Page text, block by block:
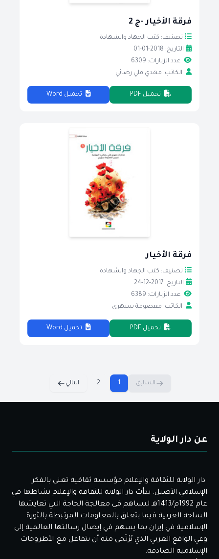
فرقة الأخيار -ج 2
تصنيف: كتب الجهاد والشهادة
التاريخ: 2018-01-01
عدد الزيارات: 6309
الكاتب: مهدي قلي رضائي
تحميل PDF تحميل Word
فرقة الأخيار
تصنيف: كتب الجهاد والشهادة
التاريخ: 2017-12-24
عدد الزيارات: 6389
الكاتب: معصومة سبهري
تحميل PDF تحميل Word
السابق 1
2 التالي
عن دار الولاية
دار الولاية للثقافة والإعلام مؤسسة ثقافية تعني بالفكر
الإسلامي الأصيل. بدأت دار الولاية للثقافة والإعلام نشاطها في
عام 1992م/1413هـ لتساهم في معالجة الحاجة التي تعايشها
الساحة العربية فيما يتعلق بالمعلومات المرتبطة بالثورة
الإسلامية في إيران بما يسهم في إيصال رسالتها العالمية إلى
وعي الواقع العربي الذي يُرْتَجى منه أن يتفاعل مع الأطروحات
الإسلامية الصادقة.